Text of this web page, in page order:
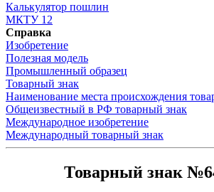
Калькулятор пошлин
МКТУ 12
Справка
Изобретение
Полезная модель
Промышленный образец
Товарный знак
Наименование места происхождения
Общеизвестный в РФ товарный знак
Международное изобретение
Международный товарный знак
Товарный знак